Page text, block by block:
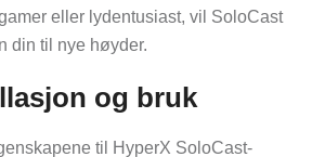
eller lydentusiast, vil SoloCast
din til nye høyder.
og bruk
til HyperX SoloCast-